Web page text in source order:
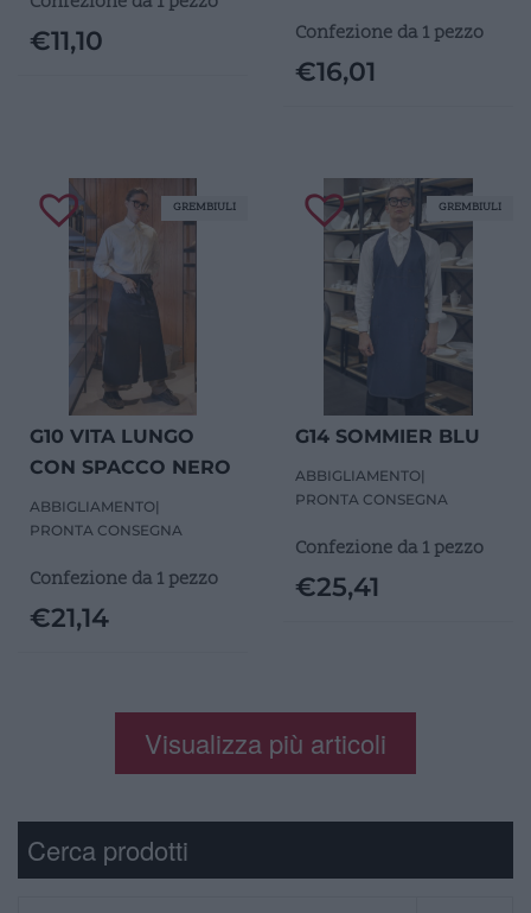
€11,10 Confezione da 1 pezzo
€16,01
G10 VITA LUNGO
CON SPACCO NERO
ABBIGLIAMENTO|
PRONTA CONSEGNA
Confezione da 1 pezzo
€21,14
GREMBIULI
G14 SOMMIER BLU
ABBIGLIAMENTO|
PRONTA CONSEGNA
Confezione da 1 pezzo
€25,41
GREMBIULI
Visualizza più articoli
Cerca prodotti